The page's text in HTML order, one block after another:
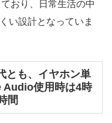
おり、日常生活の中
い設計となっていま
とも、イヤホン単
Audio使用時は4時
間